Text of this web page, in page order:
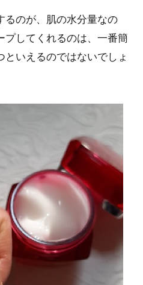
るのが、肌の水分量なの
プしてくれるのは、一番簡
いえるのではないでしょ